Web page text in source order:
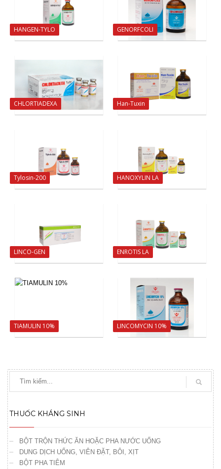
HANGEN-TYLO GENORFCOLI
CHLORTIADEXA Han-Tuxin
Tylosin-200 HANOXYLIN LA
LINCO-GEN ENROTIS LA
TIAMULIN 10% LINCOMYCIN 10%
THUỐC KHÁNG SINH
BỘT TRỘN THỨC ĂN HOẶC PHA NƯỚC UỐNG
DUNG DỊCH UỐNG, VIÊN ĐẶT, BÔI, XỊT
BỘT PHA TIÊM